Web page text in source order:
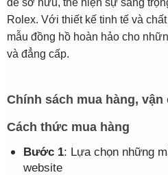
để sở hữu, thể hiện sự sang
Rolex. Với thiết kế tinh tế và
mẫu đồng hồ hoàn hảo cho
và đẳng cấp.
Chính sách mua hàng, vận
Cách thức mua hàng
Bước 1: Lựa chọn những
website